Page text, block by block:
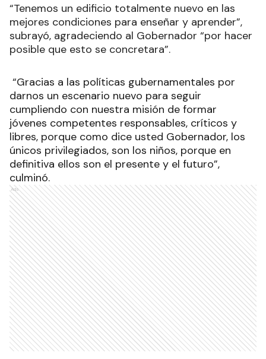
“Tenemos un edificio totalmente nuevo en las
mejores condiciones para enseñar y aprender”,
subrayó, agradeciendo al Gobernador “por hacer
posible que esto se concretara”.
“Gracias a las políticas gubernamentales por
darnos un escenario nuevo para seguir
cumpliendo con nuestra misión de formar
jóvenes competentes responsables, críticos y
libres, porque como dice usted Gobernador, los
únicos privilegiados, son los niños, porque en
definitiva ellos son el presente y el futuro”,
culminó.
Ads